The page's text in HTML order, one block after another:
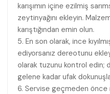
karışımın içine ezilmiş
zeytinyağını ekleyin.
karıştığından emin olun.
5. En son olarak, ince
ediyorsanız dereotunu
olarak tuzunu kontrol edin;
gelene kadar ufak
6. Servise geçmeden önce